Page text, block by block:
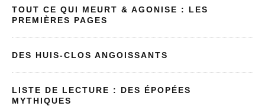
TOUT CE QUI MEURT & AGONISE : LES
PREMIÈRES PAGES
DES HUIS-CLOS ANGOISSANTS
LISTE DE LECTURE : DES ÉPOPÉES
MYTHIQUES